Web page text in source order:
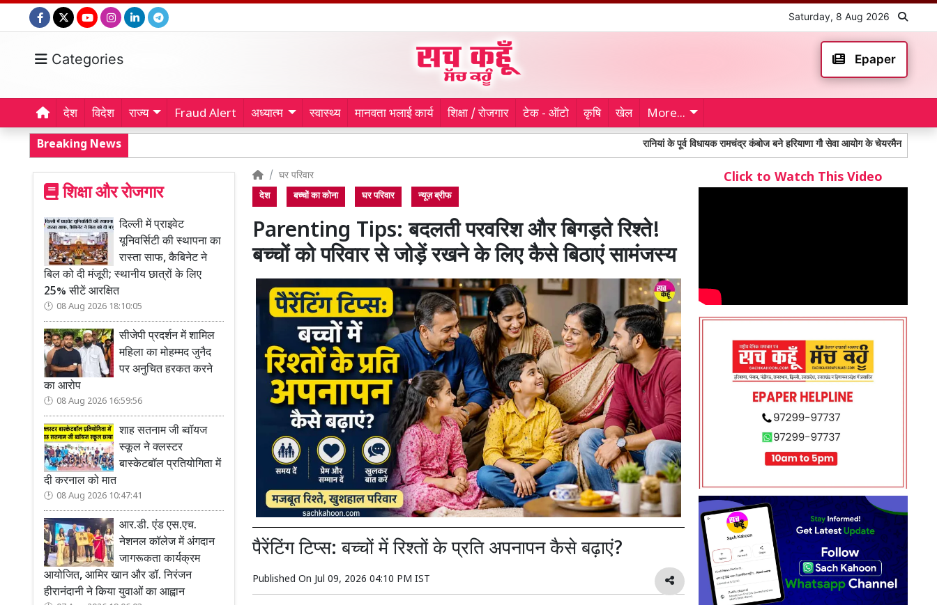
Saturday, 8 Aug 2026
Categories Epaper
देश विदेश राज्य Fraud Alert अध्यात्म स्वास्थ्य मानवता भलाई कार्य शिक्षा / रोजगार टेक - ऑटो कृषि खेल More...
Breaking News रानियां के पूर्व विधायक रामचंद्र कंबोज बने हरियाणा गौ सेवा आयोग के चेयरमैन Toll Plaza:
शिक्षा और रोजगार
दिल्ली में प्राइवेट
यूनिवर्सिटी की स्थापना का
रास्ता साफ, कैबिनेट ने
बिल को दी मंजूरी; स्थानीय छात्रों के लिए
25% सीटें आरक्षित
08 Aug 2026 18:10:05
सीजेपी प्रदर्शन में शामिल
महिला का मोहम्मद जुनैद
पर अनुचित हरकत करने
का आरोप
08 Aug 2026 16:59:56
शाह सतनाम जी ब्वॉयज
स्कूल ने क्लस्टर
बास्केटबॉल प्रतियोगिता में
दी करनाल को मात
08 Aug 2026 10:47:41
आर.डी. एंड एस.एच.
नेशनल कॉलेज में अंगदान
जागरूकता कार्यक्रम
आयोजित, आमिर खान और डॉ. निरंजन
हीरानंदानी ने किया युवाओं का आह्वान
घर परिवार
देश बच्चों का कोना घर परिवार न्यूज़ ब्रीफ
Parenting Tips: बदलती परवरिश और बिगड़ते रिश्ते!
बच्चों को परिवार से जोड़ें रखने के लिए कैसे बिठाएं सामंजस्य
पैरेंटिंग टिप्स: बच्चों में रिश्तों के प्रति अपनापन कैसे बढ़ाएं?
Published On Jul 09, 2026 04:10 PM IST
Click to Watch This Video